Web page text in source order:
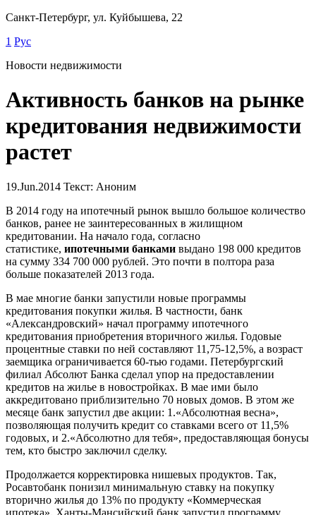
Санкт-Петербург, ул. Куйбышева, 22
1 Рус
Новости недвижимости
Активность банков на рынке
кредитования недвижимости
растет
19.Jun.2014 Текст: Аноним
В 2014 году на ипотечный рынок вышло большое количество
банков, ранее не заинтересованных в жилищном
кредитовании. На начало года, согласно
статистике, ипотечными банками выдано 198 000 кредитов
на сумму 334 700 000 рублей. Это почти в полтора раза
больше показателей 2013 года.
В мае многие банки запустили новые программы
кредитования покупки жилья. В частности, банк
«Александровский» начал программу ипотечного
кредитования приобретения вторичного жилья. Годовые
процентные ставки по ней составляют 11,75-12,5%, а возраст
заемщика ограничивается 60-тью годами. Петербургский
филиал Абсолют Банка сделал упор на предоставлении
кредитов на жилье в новостройках. В мае ими было
аккредитовано приблизительно 70 новых домов. В этом же
месяце банк запустил две акции: 1.«Абсолютная весна»,
позволяющая получить кредит со ставками всего от 11,5%
годовых, и 2.«Абсолютно для тебя», предоставляющая бонусы
тем, кто быстро заключил сделку.
Продолжается корректировка нишевых продуктов. Так,
Росавтобанк понизил минимальную ставку на покупку
вторично жилья до 13% по продукту «Коммерческая
ипотека». Ханты-Мансийский банк запустил программу